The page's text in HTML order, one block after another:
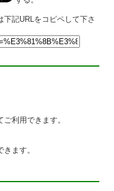
記URLをコピペして下さ
利用できます。
ます。